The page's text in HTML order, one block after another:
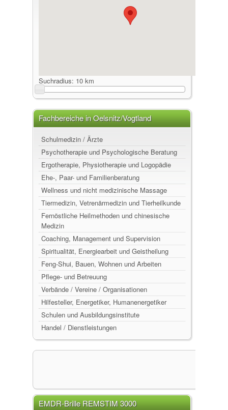
Suchradius: 10 km
Fachbereiche in Oelsnitz/Vogtland
Schulmedizin / Ärzte
Psychotherapie und Psychologische Beratung
Ergotherapie, Physiotherapie und Logopädie
Ehe-, Paar- und Familienberatung
Wellness und nicht medizinische Massage
Tiermedizin, Vetrenärmedizin und Tierheilkunde
Fernöstliche Heilmethoden und chinesische
Medizin
Coaching, Management und Supervision
Spiritualität, Energiearbeit und Geistheilung
Feng-Shui, Bauen, Wohnen und Arbeiten
Pflege- und Betreuung
Verbände / Vereine / Organisationen
Hilfesteller, Energetiker, Humanenergetiker
Schulen und Ausbildungsinstitute
Handel / Dienstleistungen
EMDR-Brille REMSTIM 3000